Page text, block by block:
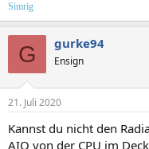
Simrig
G gurke94
Ensign
21. Juli 2020
Kannst du nicht den
AIO von der CPU im